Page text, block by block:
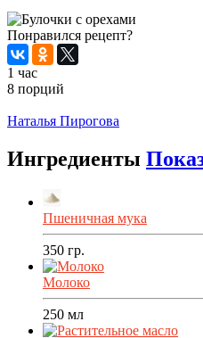
Понравился рецепт?
1 час
8 порций
Наталья Пирогова
Ингредиенты
Пшеничная мука
350 гр.
Молоко
250 мл